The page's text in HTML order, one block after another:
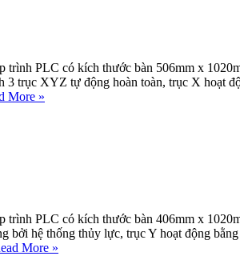
PLC có kích thước bàn 506mm x
3 trục XYZ tự động hoàn toàn, trục X hoạt
More »
PLC có kích thước bàn 406mm x
hệ thống thủy lực, trục Y hoạt động
More »